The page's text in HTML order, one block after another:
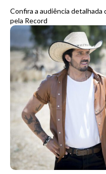
Confira a audiência detalhada
pela Record